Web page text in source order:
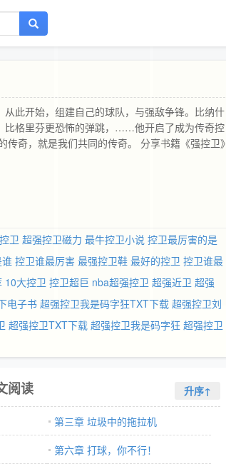
此开始，组建自己的球队，与强敌争锋。比纳什
比格里芬更恐怖的弹跳，……他开启了成为传奇控
奇，就是我们共同的传奇。 分享书籍《强控卫》
卫 超强控卫磁力 最牛控卫小说 控卫最厉害的是
控卫谁最厉害 最强控卫鞋 最好的控卫 控卫谁最
10大控卫 控卫超巨 nba超强控卫 超强近卫 超强
电子书 超强控卫我是码字狂TXT下载 超强控卫刘
超强控卫TXT下载 超强控卫我是码字狂 超强控卫
阅读 升序↑
第三章 垃圾中的拖拉机
第六章 打球，你不行！